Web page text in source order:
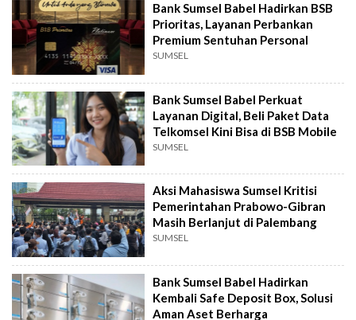
Bank Sumsel Babel Hadirkan BSB
Prioritas, Layanan Perbankan
Premium Sentuhan Personal
SUMSEL
Bank Sumsel Babel Perkuat
Layanan Digital, Beli Paket Data
Telkomsel Kini Bisa di BSB Mobile
SUMSEL
Aksi Mahasiswa Sumsel Kritisi
Pemerintahan Prabowo-Gibran
Masih Berlanjut di Palembang
SUMSEL
Bank Sumsel Babel Hadirkan
Kembali Safe Deposit Box, Solusi
Aman Aset Berharga